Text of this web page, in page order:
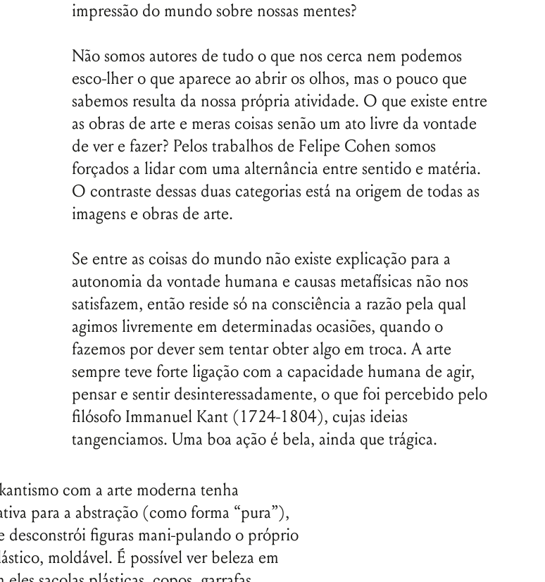
impressão do mundo sobre nossas mentes?
Não somos autores de tudo o que nos cerca nem podemos
esco-lher o que aparece ao abrir os olhos, mas o pouco que
sabemos resulta da nossa própria atividade. O que existe entre
as obras de arte e meras coisas senão um ato livre da vontade
de ver e fazer? Pelos trabalhos de Felipe Cohen somos
forçados a lidar com uma alternância entre sentido e matéria.
O contraste dessas duas categorias está na origem de todas as
imagens e obras de arte.
Se entre as coisas do mundo não existe explicação para a
autonomia da vontade humana e causas metafísicas não nos
satisfazem, então reside só na consciência a razão pela qual
agimos livremente em determinadas ocasiões, quando o
fazemos por dever sem tentar obter algo em troca. A arte
sempre teve forte ligação com a capacidade humana de agir,
pensar e sentir desinteressadamente, o que foi percebido pelo
filósofo Immanuel Kant (1724-1804), cujas ideias
tangenciamos. Uma boa ação é bela, ainda que trágica.
com a arte moderna tenha
para a abstração (como forma “pura”),
desconstrói figuras mani-pulando o próprio
moldável. É possível ver beleza em